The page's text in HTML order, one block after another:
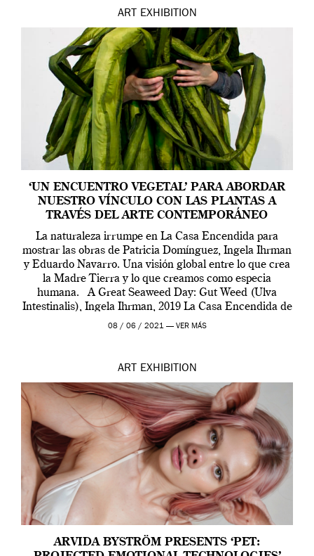
ART EXHIBITION
‘UN ENCUENTRO VEGETAL’ PARA ABORDAR
NUESTRO VÍNCULO CON LAS PLANTAS A
TRAVÉS DEL ARTE CONTEMPORÁNEO
La naturaleza irrumpe en La Casa Encendida para
mostrar las obras de Patricia Domínguez, Ingela Ihrman
y Eduardo Navarro. Una visión global entre lo que crea
la Madre Tierra y lo que creamos como especia
humana. A Great Seaweed Day: Gut Weed (Ulva
Intestinalis), Ingela Ihrman, 2019 La Casa Encendida de
Madrid y la Wellcome […]
08 / 06 / 2021 — VER MÁS
ART EXHIBITION
ARVIDA BYSTRÖM PRESENTS ‘PET: